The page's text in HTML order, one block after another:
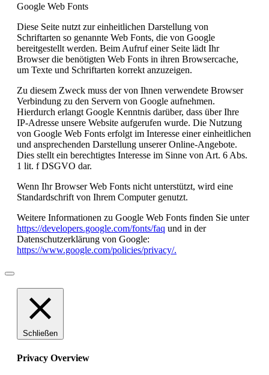
Google Web Fonts
Diese Seite nutzt zur einheitlichen Darstellung von
Schriftarten so genannte Web Fonts, die von Google
bereitgestellt werden. Beim Aufruf einer Seite lädt Ihr
Browser die benötigten Web Fonts in ihren Browsercache,
um Texte und Schriftarten korrekt anzuzeigen.
Zu diesem Zweck muss der von Ihnen verwendete Browser
Verbindung zu den Servern von Google aufnehmen.
Hierdurch erlangt Google Kenntnis darüber, dass über Ihre
IP-Adresse unsere Website aufgerufen wurde. Die Nutzung
von Google Web Fonts erfolgt im Interesse einer einheitlichen
und ansprechenden Darstellung unserer Online-Angebote.
Dies stellt ein berechtigtes Interesse im Sinne von Art. 6 Abs.
1 lit. f DSGVO dar.
Wenn Ihr Browser Web Fonts nicht unterstützt, wird eine
Standardschrift von Ihrem Computer genutzt.
Weitere Informationen zu Google Web Fonts finden Sie unter
https://developers.google.com/fonts/faq und in der
Datenschutzerklärung von Google:
https://www.google.com/policies/privacy/.
Schließen
Privacy Overview